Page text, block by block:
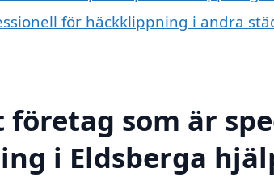
för häckklippning i andra
företag som är
i Eldsberga